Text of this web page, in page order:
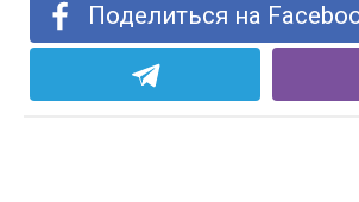
Поделиться на